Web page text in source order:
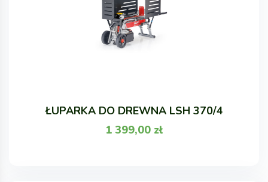
ŁUPARKA DO DREWNA LSH 370/4
1 399,00 zł